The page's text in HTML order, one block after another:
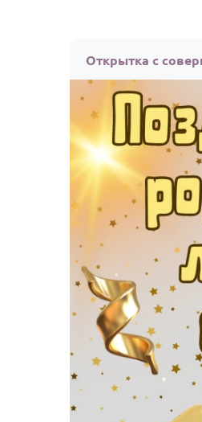
Открытка с